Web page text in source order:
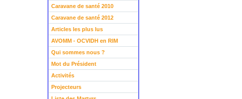
Caravane de santé 2010
Caravane de santé 2012
Articles les plus lus
AVOMM - OCVIDH en RIM
Qui sommes nous ?
Mot du Président
Activités
Projecteurs